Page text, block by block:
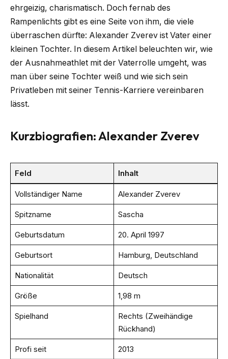
ehrgeizig, charismatisch. Doch fernab des
Rampenlichts gibt es eine Seite von ihm, die viele
überraschen dürfte: Alexander Zverev ist Vater einer
kleinen Tochter. In diesem Artikel beleuchten wir, wie
der Ausnahmeathlet mit der Vaterrolle umgeht, was
man über seine Tochter weiß und wie sich sein
Privatleben mit seiner Tennis-Karriere vereinbaren
lässt.
Kurzbiografien: Alexander Zverev
Feld Inhalt
Vollständiger Name Alexander Zverev
Spitzname Sascha
Geburtsdatum 20. April 1997
Geburtsort Hamburg, Deutschland
Nationalität Deutsch
Größe 1,98 m
Spielhand
Rechts (Zweihändige
Rückhand)
Profi seit 2013